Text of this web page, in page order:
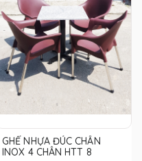
GHẾ NHỰA ĐÚC CHÂN
INOX 4 CHÂN HTT 8